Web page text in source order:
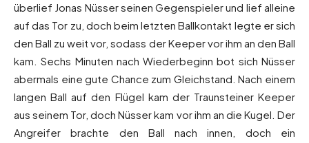
überlief Jonas Nüsser seinen Gegenspieler und lief alleine
auf das Tor zu, doch beim letzten Ballkontakt legte er sich
den Ball zu weit vor, sodass der Keeper vor ihm an den Ball
kam. Sechs Minuten nach Wiederbeginn bot sich Nüsser
abermals eine gute Chance zum Gleichstand. Nach einem
langen Ball auf den Flügel kam der Traunsteiner Keeper
aus seinem Tor, doch Nüsser kam vor ihm an die Kugel. Der
Angreifer brachte den Ball nach innen, doch ein